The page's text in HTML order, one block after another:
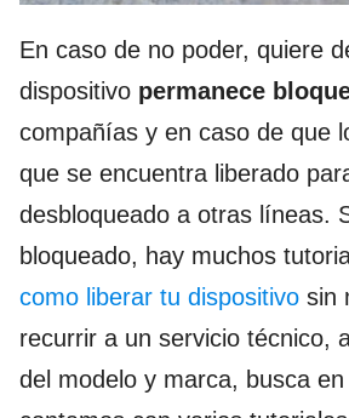
En caso de no poder, quiere
dispositivo permanece
compañías y en caso de que
que se encuentra liberado
desbloqueado a otras líneas.
bloqueado, hay muchos
como liberar tu dispositivo sin
recurrir a un servicio técnico,
del modelo y marca, busca